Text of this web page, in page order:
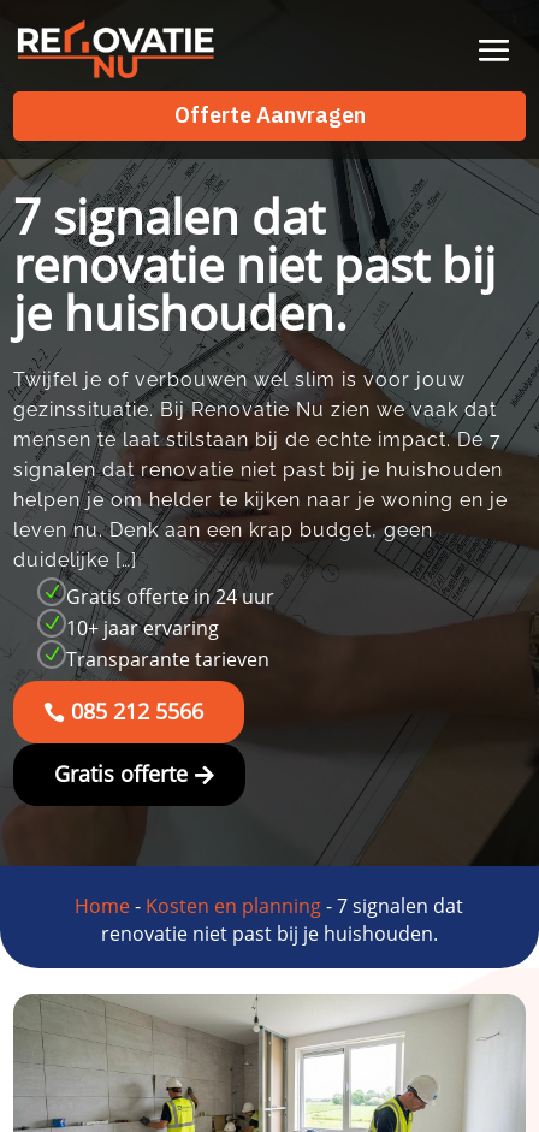
Offerte Aanvragen
Offerte Aanvragen
7 signalen dat
renovatie niet past bij
je huishouden.
Twijfel je of verbouwen wel slim is voor jouw
gezinssituatie.​ Bij Renovatie Nu zien we vaak dat
mensen te laat stilstaan bij de echte impact.​ De 7
signalen dat renovatie niet past bij je huishouden
helpen je om helder te kijken naar je woning en je
leven nu.​ Denk aan een krap budget, geen
duidelijke […]
N Gratis offerte in 24 uur
N 10+ jaar ervaring
N Transparante tarieven
085 212 5566
Gratis offerte
Home- Kosten en planning-7 signalen dat
renovatie niet past bij je huishouden.